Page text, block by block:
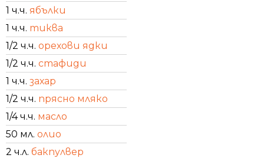
1 ч.ч. ябълки
1 ч.ч. тиква
1/2 ч.ч. орехови ядки
1/2 ч.ч. стафиди
1 ч.ч. захар
1/2 ч.ч. прясно мляко
1/4 ч.ч. масло
50 мл. олио
2 ч.л. бакпулвер